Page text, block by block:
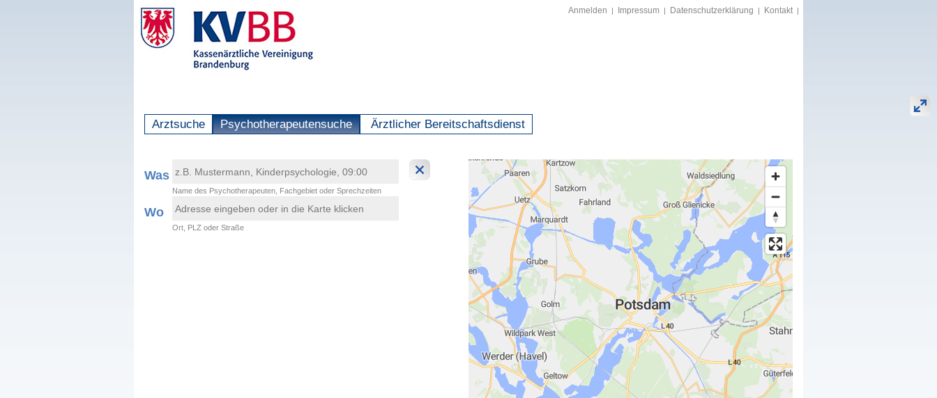
Anmelden | Impressum | Datenschutzerklärung | Kontakt |
Arztsuche Psychotherapeutensuche Ärztlicher Bereitschaftsdienst
Was
Name des Psychotherapeuten, Fachgebiet oder Sprechzeiten
Wo
Ort, PLZ oder Straße